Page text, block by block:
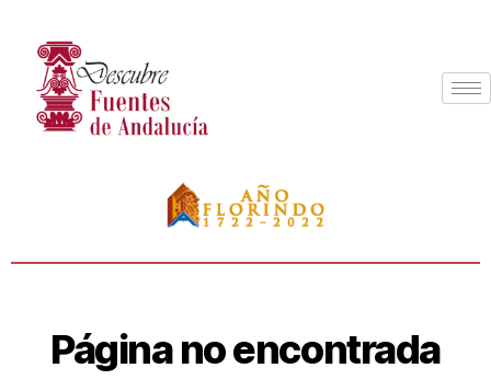
Página no encontrada